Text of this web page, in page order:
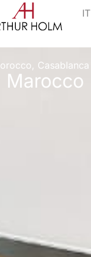
IT
Casablanca
Marocco